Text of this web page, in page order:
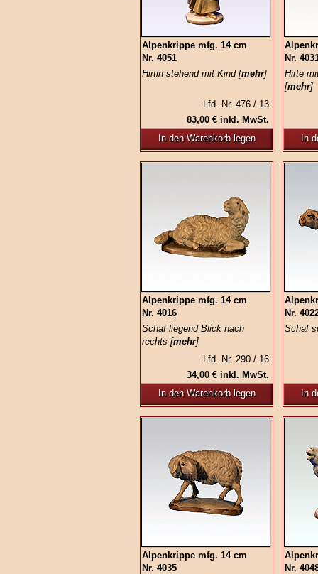
Alpenkrippe mfg. 14 cm
Nr. 4051
Hirtin stehend mit Kind [mehr]
Lfd. Nr. 476 / 13
83,00 € inkl. MwSt.
In den Warenkorb legen
Nr.
Hirte
[mehr]
In
Alpenkrippe mfg. 14 cm
Nr. 4016
Schaf liegend Blick nach
rechts [mehr]
Lfd. Nr. 290 / 16
34,00 € inkl. MwSt.
In den Warenkorb legen
Nr.
Schaf
In
Alpenkrippe mfg. 14 cm
Nr. 4035
Nr.